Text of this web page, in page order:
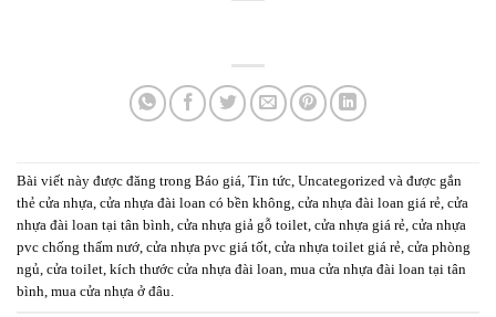
Bài viết này được đăng trong Báo giá, Tin tức, Uncategorized và được gắn
thẻ cửa nhựa, cửa nhựa đài loan có bền không, cửa nhựa đài loan giá rẻ, cửa
nhựa đài loan tại tân bình, cửa nhựa giả gỗ toilet, cửa nhựa giá rẻ, cửa nhựa
pvc chống thấm nướ, cửa nhựa pvc giá tốt, cửa nhựa toilet giá rẻ, cửa phòng
ngủ, cửa toilet, kích thước cửa nhựa đài loan, mua cửa nhựa đài loan tại tân
bình, mua cửa nhựa ở đâu.